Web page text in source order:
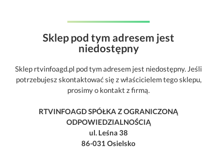
Sklep pod tym adresem jest
niedostępny
Sklep rtvinfoagd.pl pod tym adresem jest niedostępny. Jeśli
potrzebujesz skontaktować się z właścicielem tego sklepu,
prosimy o kontakt z firmą.
RTVINFOAGD SPÓŁKA Z OGRANICZONĄ
ODPOWIEDZIALNOŚCIĄ
ul. Leśna 38
86-031 Osielsko